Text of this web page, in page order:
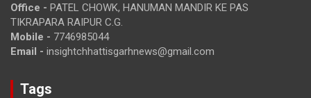
Office - PATEL CHOWK, HANUMAN MANDIR KE PAS
TIKRAPARA RAIPUR C.G.
Mobile - 7746985044
Email - insightchhattisgarhnews@gmail.com
Tags